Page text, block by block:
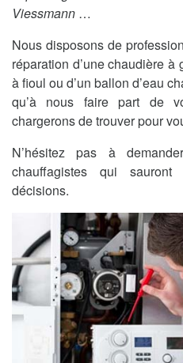
Viessmann …
Nous disposons de
réparation d’une chaudière à
à fioul ou d’un ballon d’eau
qu’à nous faire part de
chargerons de trouver pour
N’hésitez pas à
chauffagistes qui
décisions.